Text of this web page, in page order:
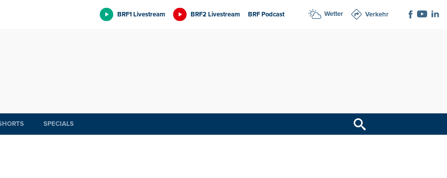
BRF1 Livestream BRF2 Livestream BRF Podcast Wetter Verkehr
SPECIALS